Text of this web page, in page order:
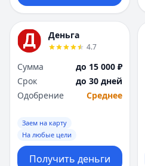
Деньга
4.7
Сумма
до 15 000 ₽
Срок
до 30 дней
Одобрение
Среднее
Заем на карту
На любые цели
Получить деньги